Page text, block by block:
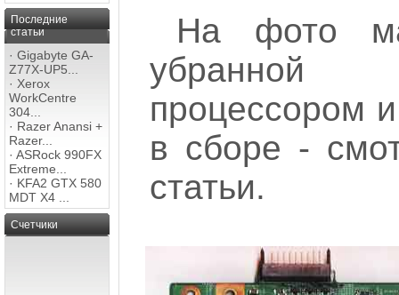
Последние
статьи
· Gigabyte GA-
Z77X-UP5...
· Xerox
WorkCentre
304...
· Razer Anansi +
Razer...
· ASRock 990FX
Extreme...
· KFA2 GTX 580
MDT X4 ...
Счетчики
На фото
убранной
процессором
в сборе -
статьи.